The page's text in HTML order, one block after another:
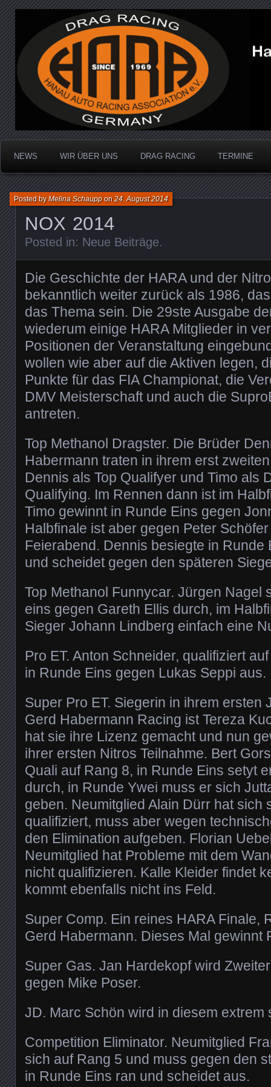
Hanau Auto Racing
Dragracing auf der 1/4 Meile
NEWS WIR ÜBER UNS DRAG RACING TERMINE
NOX 2014
Posted byMelina Schauppon24. August 2014
Posted in: Neue Beiträge.
Die Geschichte der HARA und der
bekanntlich weiter zurück als 1986,
das Thema sein. Die 29ste Ausgabe
wiederum einige HARA Mitglieder in
Positionen der Veranstaltung
wollen wie aber auf die Aktiven legen,
Punkte für das FIA Championat, die
DMV Meisterschaft und auch die
antreten.
Top Methanol Dragster. Die Brüder
Habermann traten in ihrem erst
Dennis als Top Qualifyer und Timo als
Qualifying. Im Rennen dann ist im
Timo gewinnt in Runde Eins gegen
Halbfinale ist aber gegen Peter
Feierabend. Dennis besiegte in Runde
und scheidet gegen den späteren
Top Methanol Funnycar. Jürgen Nagel
eins gegen Gareth Ellis durch, im
Sieger Johann Lindberg einfach eine
Pro ET. Anton Schneider, qualifiziert
in Runde Eins gegen Lukas Seppi aus.
Super Pro ET. Siegerin in ihrem ersten
Gerd Habermann Racing ist Tereza
hat sie ihre Lizenz gemacht und nun
ihrer ersten Nitros Teilnahme. Bert
Quali auf Rang 8, in Runde Eins setyt
durch, in Runde Ywei muss er sich
geben. Neumitglied Alain Dürr hat sich
qualifiziert, muss aber wegen
den Elimination aufgeben. Florian
Neumitglied hat Probleme mit dem
nicht qualifizieren. Kalle Kleider findet
kommt ebenfalls nicht ins Feld.
Super Comp. Ein reines HARA Finale,
Gerd Habermann. Dieses Mal gewinnt
Super Gas. Jan Hardekopf wird
gegen Mike Poser.
JD. Marc Schön wird in diesem extrem
Competition Eliminator. Neumitglied
sich auf Rang 5 und muss gegen den
in Runde Eins ran und scheidet aus.